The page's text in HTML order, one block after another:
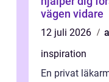
vägen vidare
12 juli 2026
inspiration
En privat